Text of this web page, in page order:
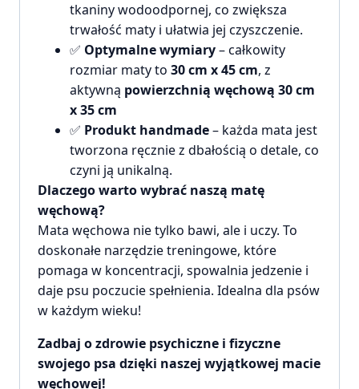
tkaniny wodoodpornej, co zwiększa
trwałość maty i ułatwia jej czyszczenie.
✅ Optymalne wymiary– całkowity
rozmiar maty to 30 cm x 45 cm, z
aktywną powierzchnią węchową 30 cm
x 35 cm
✅ Produkt handmade– każda mata jest
tworzona ręcznie z dbałością o detale, co
czyni ją unikalną.
Dlaczego warto wybrać naszą matę
węchową?
Mata węchowa nie tylko bawi, ale i uczy. To
doskonałe narzędzie treningowe, które
pomaga w koncentracji, spowalnia jedzenie i
daje psu poczucie spełnienia. Idealna dla psów
w każdym wieku!
Zadbaj o zdrowie psychiczne i fizyczne
swojego psa dzięki naszej wyjątkowej macie
węchowej!